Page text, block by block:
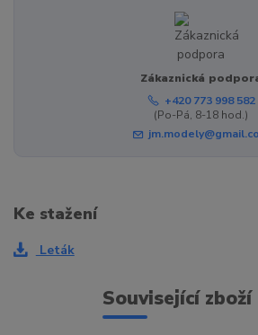
Zákaznická
+420 773 998 582
(Po-Pá, 8-18 hod.)
Ke stažení
Leták
Související zboží